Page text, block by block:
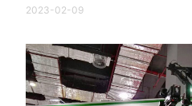
2023-02-09